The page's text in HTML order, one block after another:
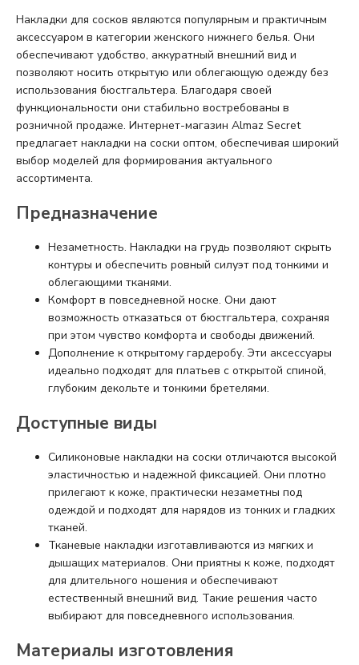
ДНЕЙ
Накладки для сосков являются популярным и практичным
аксессуаром в категории женского нижнего белья. Они
обеспечивают удобство, аккуратный внешний вид и
позволяют носить открытую или облегающую одежду без
использования бюстгальтера. Благодаря своей
функциональности они стабильно востребованы в
розничной продаже. Интернет-магазин Almaz Secret
предлагает накладки на соски оптом, обеспечивая широкий
выбор моделей для формирования актуального
ассортимента.
Предназначение
Незаметность. Накладки на грудь позволяют скрыть
контуры и обеспечить ровный силуэт под тонкими и
облегающими тканями.
Комфорт в повседневной носке. Они дают
возможность отказаться от бюстгальтера, сохраняя
при этом чувство комфорта и свободы движений.
Дополнение к открытому гардеробу. Эти аксессуары
идеально подходят для платьев с открытой спиной,
глубоким декольте и тонкими бретелями.
Доступные виды
Силиконовые накладки на соски отличаются высокой
эластичностью и надежной фиксацией. Они плотно
прилегают к коже, практически незаметны под
одеждой и подходят для нарядов из тонких и гладких
тканей.
Тканевые накладки изготавливаются из мягких и
дышащих материалов. Они приятны к коже, подходят
для длительного ношения и обеспечивают
естественный внешний вид. Такие решения часто
выбирают для повседневного использования.
Материалы изготовления